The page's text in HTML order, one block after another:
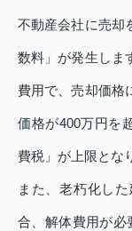
不動産会社に売却
数料」が発生しま
費用で、売却価格
価格が400万円を
費税」が上限とな
また、老朽化し
合、解体費用が必